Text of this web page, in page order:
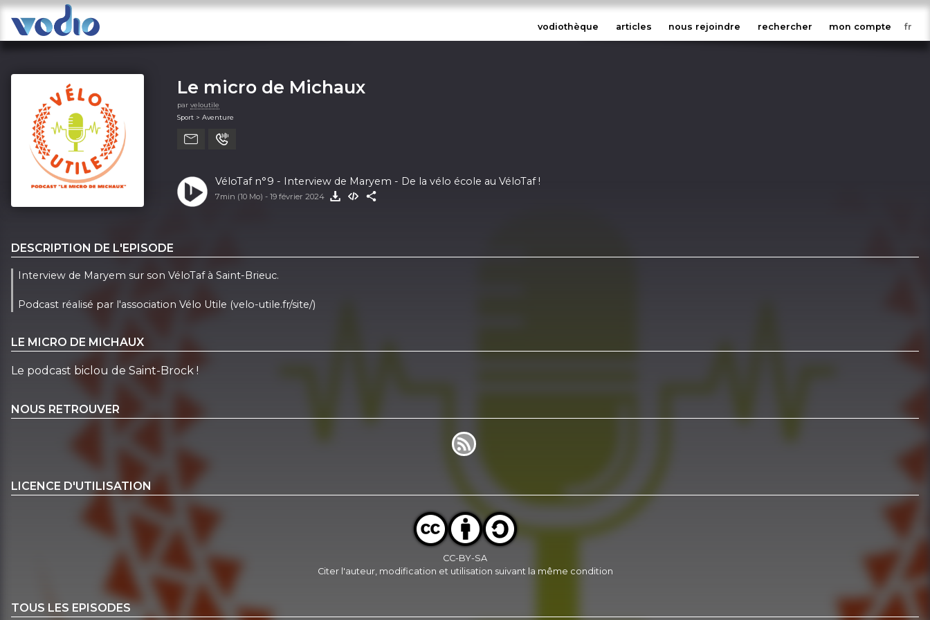
vodiothèque articles nous rejoindre rechercher mon compte
Le micro de Michaux
par veloutile
Sport > Aventure
VéloTaf n°9 - Interview de Maryem - De la vélo école au VéloTaf !
7min (10 Mo) - 19 février 2024
DESCRIPTION DE L'EPISODE
Interview de Maryem sur son VéloTaf à Saint-Brieuc.
Podcast réalisé par l'association Vélo Utile (velo-utile.fr/site/)
LE MICRO DE MICHAUX
Le podcast biclou de Saint-Brock !
NOUS RETROUVER
LICENCE D'UTILISATION
CC-BY-SA
Citer l'auteur, modification et utilisation suivant la même condition
TOUS LES EPISODES